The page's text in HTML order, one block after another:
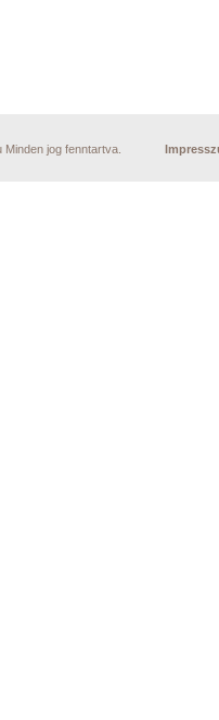
jog fenntartva.